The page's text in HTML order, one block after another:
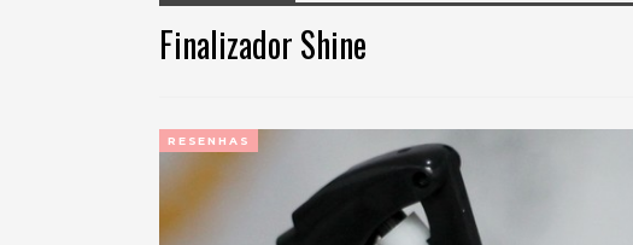
Finalizador Shine
RESENHAS